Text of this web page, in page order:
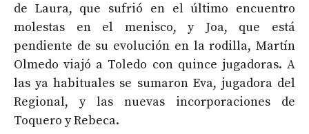
de Laura, que sufrió en el último encuentro
molestas en el menisco, y Joa, que está
pendiente de su evolución en la rodilla, Martín
Olmedo viajó a Toledo con quince jugadoras. A
las ya habituales se sumaron Eva, jugadora del
Regional, y las nuevas incorporaciones de
Toquero y Rebeca.